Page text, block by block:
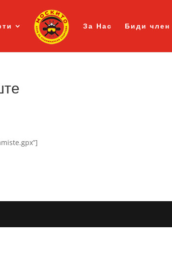
За Нас Биди член